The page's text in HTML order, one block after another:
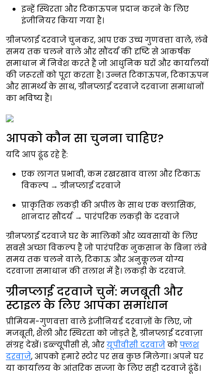
इन्हें स्थिरता और टिकाऊपन प्रदान करने के लिए
इंजीनियर किया गया है।
ग्रीनप्लाई दरवाजे चुनकर, आप एक उच्च गुणवत्ता वाले, लंबे
समय तक चलने वाले और सौंदर्य की दृष्टि से आकर्षक
समाधान में निवेश करते हैं जो आधुनिक घरों और कार्यालयों
की जरूरतों को पूरा करता है। उन्नत टिकाऊपन, टिकाऊपन
और सामर्थ्य के साथ, ग्रीनप्लाई दरवाजे दरवाजा समाधानों
का भविष्य हैं।
आपको कौन सा चुनना चाहिए?
यदि आप ढूंढ रहे हैं:
एक लागत प्रभावी, कम रखरखाव वाला और टिकाऊ
विकल्प → ग्रीनप्लाई दरवाजे
प्राकृतिक लकड़ी की अपील के साथ एक क्लासिक,
शानदार सौंदर्य→ पारंपरिक लकड़ी के दरवाजे
ग्रीनप्लाई दरवाजे घर के मालिकों और व्यवसायों के लिए
सबसे अच्छा विकल्प हैं जो पारंपरिक नुकसान के बिना लंबे
समय तक चलने वाले, टिकाऊ और अनुकूलन योग्य
दरवाजा समाधान की तलाश में हैं। लकड़ी के दरवाजे.
ग्रीनप्लाई दरवाजे चुनें: मजबूती और
स्टाइल के लिए आपका समाधान
प्रीमियम-गुणवत्ता वाले इंजीनियर्ड दरवाज़ों के लिए, जो
मजबूती, शैली और स्थिरता को जोड़ते हैं, ग्रीनप्लाई दरवाज़ा
संग्रह देखें। डब्ल्यूपीसी से, औरयूपीवीसी दरवाजेकोफ्लश
दरवाजे, आपको हमारे स्टोर पर सब कुछ मिलेगा। अपने घर
या कार्यालय के आंतरिक सज्जा के लिए सही दरवाजे ढूंढें।